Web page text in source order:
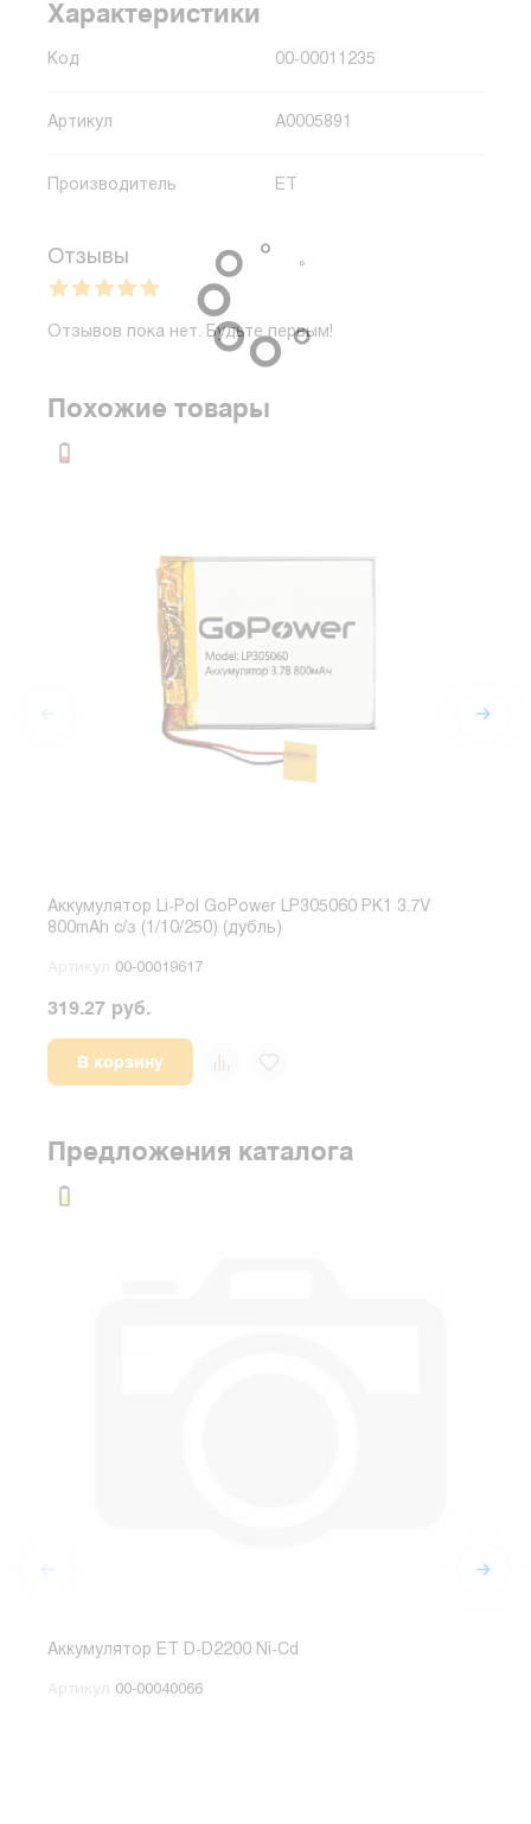
Характеристики
Код 00-00011235
Артикул A0005891
Производитель ET
Отзывы
Отзывов пока нет. Будьте первым!
Похожие товары
Аккумулятор Li-Pol GoPower LP305060 PK1 3.7V
800mAh с/з (1/10/250) (дубль)
Артикул 00-00019617
319.27 руб.
В корзину
Предложения каталога
Аккумулятор ET D-D2200 Ni-Cd
Артикул 00-00040066